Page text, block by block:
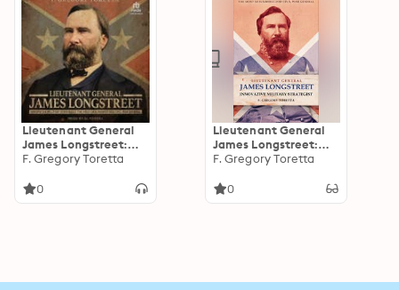
Lieutenant General
James Longstreet:
Innovative Military
Misunderstood Civil
F. Gregory Toretta
0
Lieutenant General
James Longstreet:
Innovative Military
Misunderstood Civil
F. Gregory Toretta
0